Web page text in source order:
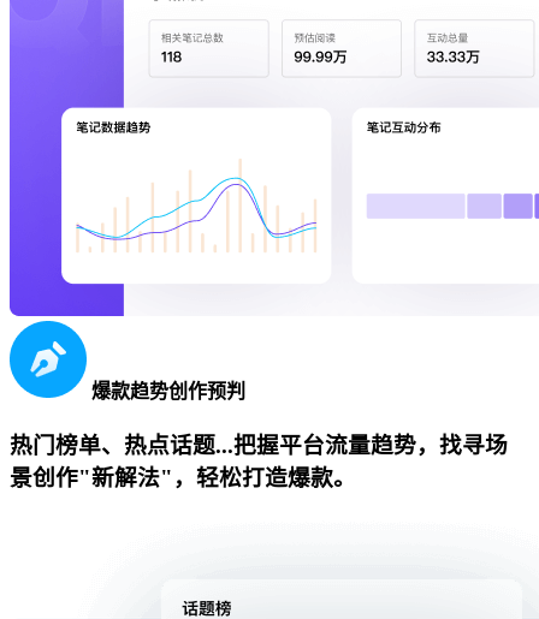
爆款趋势创作预判
热门榜单、热点话题...把握平台流量趋势，找寻场
景创作"新解法"，轻松打造爆款。